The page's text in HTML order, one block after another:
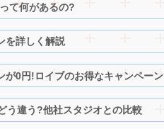
て何があるの?
を詳しく解説
が0円!ロイブのお得なキャンペーン
う違う?他社スタジオとの比較